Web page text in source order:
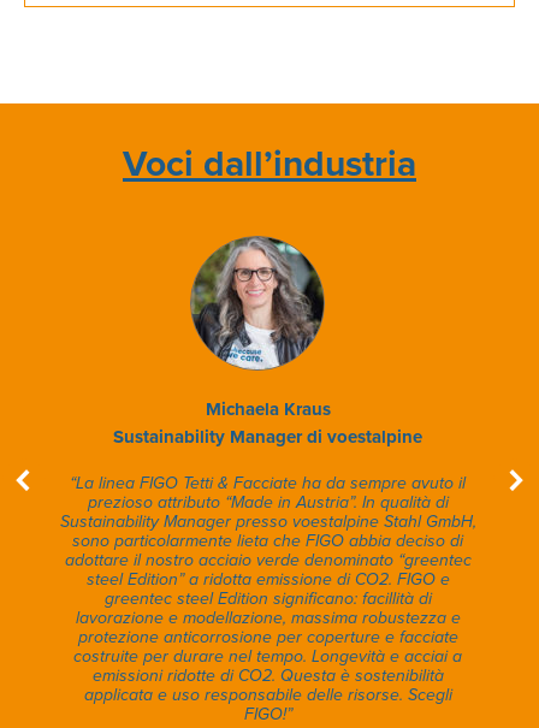
Voci dall’industria
Michaela Kraus
Sustainability Manager di voestalpine
“La linea FIGO Tetti & Facciate ha da sempre avuto il
prezioso attributo “Made in Austria”. In qualità di
Sustainability Manager presso voestalpine Stahl GmbH,
sono particolarmente lieta che FIGO abbia deciso di
adottare il nostro acciaio verde denominato “greentec
steel Edition” a ridotta emissione di CO2. FIGO e
greentec steel Edition significano: facillità di
lavorazione e modellazione, massima robustezza e
protezione anticorrosione per coperture e facciate
costruite per durare nel tempo. Longevità e acciai a
emissioni ridotte di CO2. Questa è sostenibilità
applicata e uso responsabile delle risorse. Scegli
FIGO!”